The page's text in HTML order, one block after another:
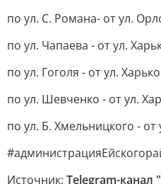
по ул. С. Романа- от ул.
по ул. Чапаева - от ул.
по ул. Гоголя - от ул.
по ул. Шевченко - от ул.
по ул. Б. Хмельницкого -
Источник: Telegram-канал